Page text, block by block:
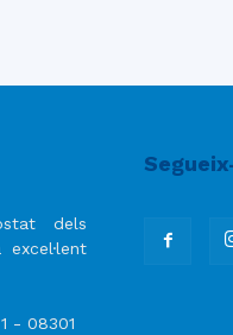
dels
- 08301